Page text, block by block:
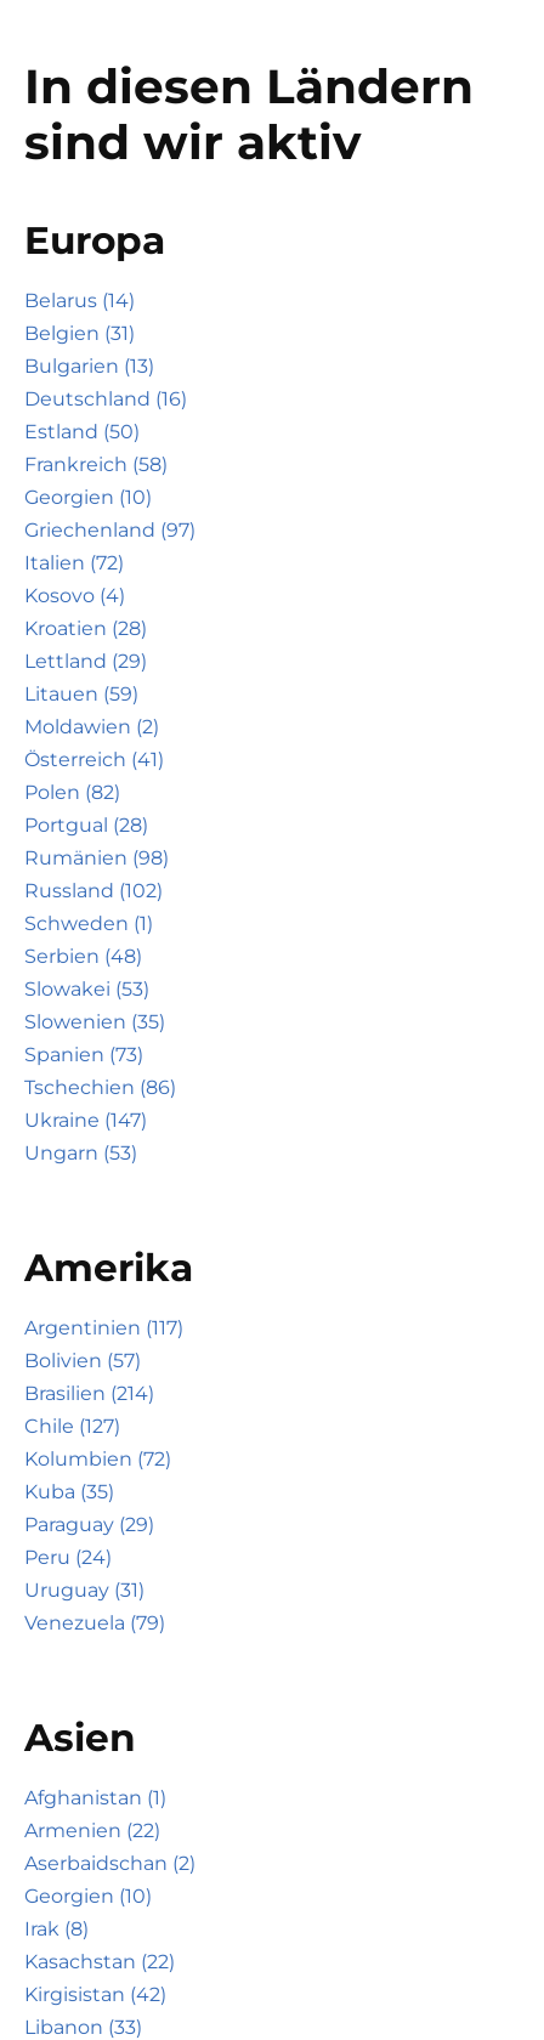
In diesen Ländern
sind wir aktiv
Europa
Belarus (14)
Belgien (31)
Bulgarien (13)
Deutschland (16)
Estland (50)
Frankreich (58)
Georgien (10)
Griechenland (97)
Italien (72)
Kosovo (4)
Kroatien (28)
Lettland (29)
Litauen (59)
Moldawien (2)
Österreich (41)
Polen (82)
Portgual (28)
Rumänien (98)
Russland (102)
Schweden (1)
Serbien (48)
Slowakei (53)
Slowenien (35)
Spanien (73)
Tschechien (86)
Ukraine (147)
Ungarn (53)
Amerika
Argentinien (117)
Bolivien (57)
Brasilien (214)
Chile (127)
Kolumbien (72)
Kuba (35)
Paraguay (29)
Peru (24)
Uruguay (31)
Venezuela (79)
Asien
Afghanistan (1)
Armenien (22)
Aserbaidschan (2)
Georgien (10)
Irak (8)
Kasachstan (22)
Kirgisistan (42)
Libanon (33)